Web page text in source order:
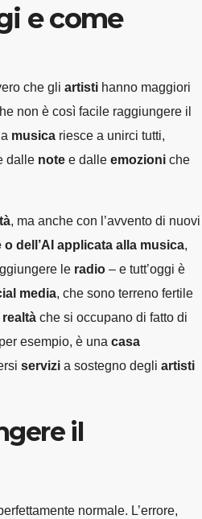
e come
che gli artisti hanno maggiori
non è così facile raggiungere il
musica riesce a unirci tutti,
dalle note e dalle emozioni che
, ma anche con l’avvento di nuovi
dell’AI applicata alla musica,
le radio – e tutt’oggi è
media, che sono terreno fertile
realtà che si occupano di fatto di
esempio, è una casa
servizi a sostegno degli artisti
il
normale. L’errore,